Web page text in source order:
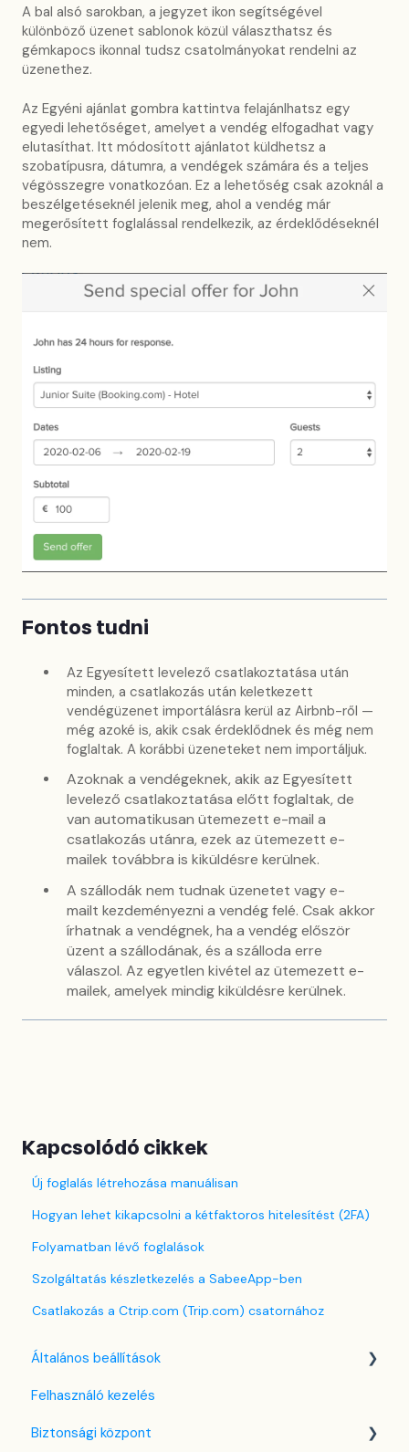
A bal alsó sarokban, a jegyzet ikon segítségével
különböző üzenet sablonok közül választhatsz és
gémkapocs ikonnal tudsz csatolmányokat rendelni az
üzenethez.
Az Egyéni ajánlat gombra kattintva felajánlhatsz egy
egyedi lehetőséget, amelyet a vendég elfogadhat vagy
elutasíthat. Itt módosított ajánlatot küldhetsz a
szobatípusra, dátumra, a vendégek számára és a teljes
végösszegre vonatkozóan. Ez a lehetőség csak azoknál a
beszélgetéseknél jelenik meg, ahol a vendég már
megerősített foglalással rendelkezik, az érdeklődéseknél
nem.
Fontos tudni
Az Egyesített levelező csatlakoztatása után
minden, a csatlakozás után keletkezett
vendégüzenet importálásra kerül az Airbnb-ről —
még azoké is, akik csak érdeklődnek és még nem
foglaltak. A korábbi üzeneteket nem importáljuk.
Azoknak a vendégeknek, akik az Egyesített
levelező csatlakoztatása előtt foglaltak, de
van automatikusan ütemezett e-mail a
csatlakozás utánra, ezek az ütemezett e-
mailek továbbra is kiküldésre kerülnek.
A szállodák nem tudnak üzenetet vagy e-
mailt kezdeményezni a vendég felé. Csak akkor
írhatnak a vendégnek, ha a vendég először
üzent a szállodának, és a szálloda erre
válaszol. Az egyetlen kivétel az ütemezett e-
mailek, amelyek mindig kiküldésre kerülnek.
Kapcsolódó cikkek
Új foglalás létrehozása manuálisan
Hogyan lehet kikapcsolni a kétfaktoros hitelesítést (2FA)
Folyamatban lévő foglalások
Szolgáltatás készletkezelés a SabeeApp-ben
Csatlakozás a Ctrip.com (Trip.com) csatornához
Általános beállítások
Nyelv beállítások
Cég / Szálláshely beállítások
Felhasználó kezelés
Biztonsági központ